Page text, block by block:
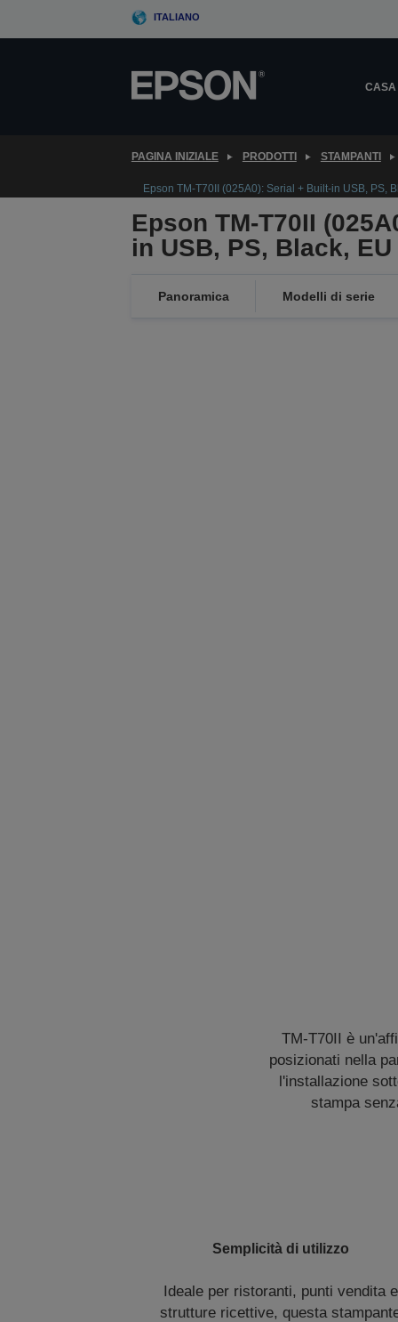
ITALIANO
CASA
PAGINA INIZIALE PRODOTTI STAMPANTI
Epson TM-T70II (025A0): Serial + Built-in USB, PS,
Epson TM-T70II
in USB, PS, Black, EU
Panoramica Modelli di serie
TM-T70II è
posizionati nella
l'installazione
stampa
Semplicità di utilizzo
Ideale per ristoranti, punti vendita e
strutture ricettive, questa